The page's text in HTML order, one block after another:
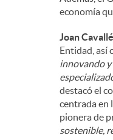
economía
Joan
Entidad, así
innovando y
destacó el
centrada en
pionera de
sostenible,